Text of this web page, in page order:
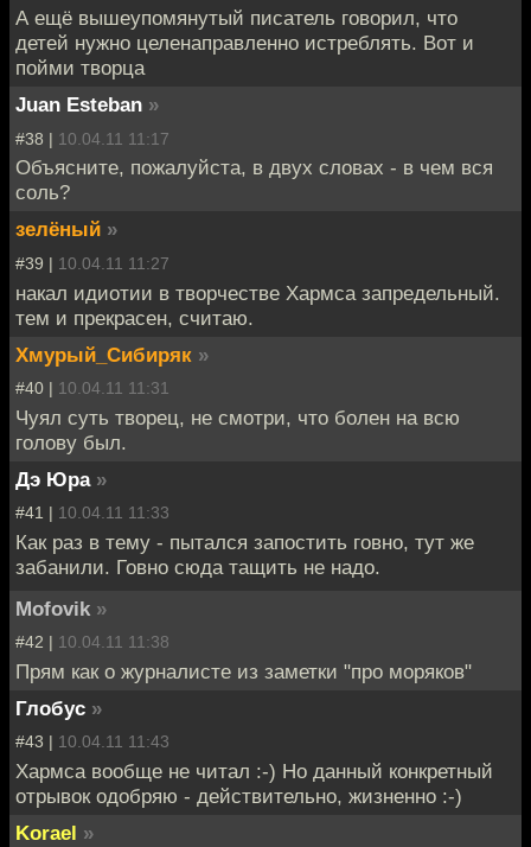
А ещё вышеупомянутый писатель говорил, что
детей нужно целенаправленно истреблять. Вот и
пойми творца
Juan Esteban »
#38 | 10.04.11 11:17
Объясните, пожалуйста, в двух словах - в чем вся
соль?
зелёный »
#39 | 10.04.11 11:27
накал идиотии в творчестве Хармса запредельный.
тем и прекрасен, считаю.
Хмурый_Сибиряк »
#40 | 10.04.11 11:31
Чуял суть творец, не смотри, что болен на всю
голову был.
Дэ Юра »
#41 | 10.04.11 11:33
Как раз в тему - пытался запостить говно, тут же
забанили. Говно сюда тащить не надо.
Mofovik »
#42 | 10.04.11 11:38
Прям как о журналисте из заметки "про моряков"
Глобус »
#43 | 10.04.11 11:43
Хармса вообще не читал :-) Но данный конкретный
отрывок одобряю - действительно, жизненно :-)
Korael »